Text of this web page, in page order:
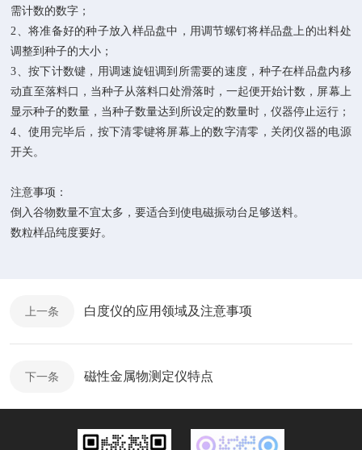
需计数的数字；
2、将准备好的种子放入样品盘中，用调节螺钉将样品盘上的出料处
调整到种子的大小；
3、按下计数键，用调速旋钮调到所需要的速度，种子在样品盘内移
动直至落料口，当种子从落料口处滑落时，一起便开始计数，屏幕上
显示种子的数量，当种子数量达到所设定的数量时，仪器停止运行；
4、使用完毕后，按下清零键将屏幕上的数字清零，关闭仪器的电源
开关。
注意事项：
倒入谷物数量不宜太多，要适合到使电磁振动台足够送料。
数粒样品纯度要好。
上一条 白度仪的应用领域及注意事项
下一条 磁性金属物测定仪特点